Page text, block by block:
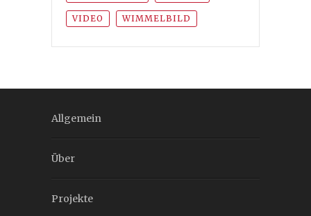
VIDEO WIMMELBILD
Allgemein
Über
Projekte